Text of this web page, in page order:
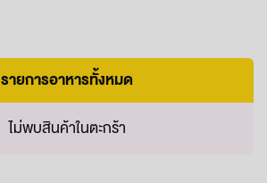
รายการอาหารทั้งหมด
ไม่พบสินค้าในตะกร้า